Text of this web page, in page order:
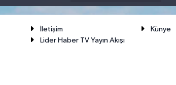
İletişim
Künye
Lider Haber TV Yayın Akışı